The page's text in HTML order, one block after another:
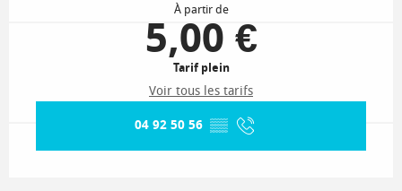
À partir de
5,00 €
Tarif plein
Voir tous les tarifs
04 92 50 56 ▒▒